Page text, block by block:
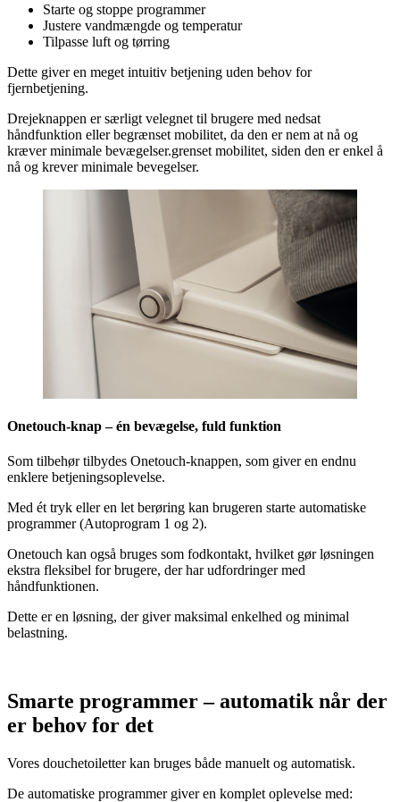
Starte og stoppe programmer
Justere vandmængde og temperatur
Tilpasse luft og tørring
Dette giver en meget intuitiv betjening uden behov for
fjernbetjening.
Drejeknappen er særligt velegnet til brugere med nedsat
håndfunktion eller begrænset mobilitet, da den er nem at nå og
kræver minimale bevægelser.grenset mobilitet, siden den er enkel å
nå og krever minimale bevegelser.
Onetouch-knap – én bevægelse, fuld funktion
Som tilbehør tilbydes Onetouch-knappen, som giver en endnu
enklere betjeningsoplevelse.
Med ét tryk eller en let berøring kan brugeren starte automatiske
programmer (Autoprogram 1 og 2).
Onetouch kan også bruges som fodkontakt, hvilket gør løsningen
ekstra fleksibel for brugere, der har udfordringer med
håndfunktionen.
Dette er en løsning, der giver maksimal enkelhed og minimal
belastning.
Smarte programmer – automatik når der
er behov for det
Vores douchetoiletter kan bruges både manuelt og automatisk.
De automatiske programmer giver en komplet oplevelse med: